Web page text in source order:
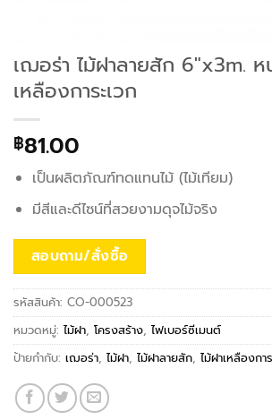
เฌอร่า ไม้ฝาลายสัก 6″x3m.
เหลืองการะเวก
฿81.00
เป็นผลิตภัณฑ์ทดแทนไม้ (ไม้เทียม)
มีสีและดีไซน์ที่สวยงามดุจไม้จริง
สอบถาม/สั่งซื้อ
รหัสสินค้า: CO-000523
หมวดหมู่: ไม้ฝา, โครงสร้าง, ไฟเบอร์ซีเมนต์
ป้ายกำกับ: เฌอร่า, ไม้ฝา, ไม้ฝาลายสัก, ไม้ฝาเหลืองกา